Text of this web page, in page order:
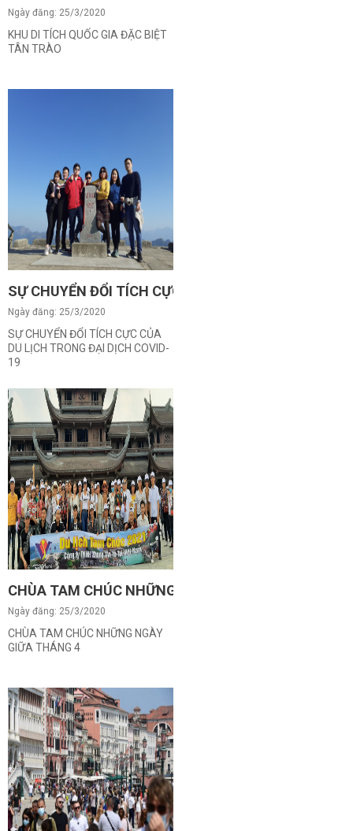
Ngày đăng: 25/3/2020
KHU DI TÍCH QUỐC GIA ĐẶC BIỆT
TÂN TRÀO
SỰ CHUYỂN ĐỔI TÍCH CỰC CỦA DU LỊCH TRONG ĐẠI
Ngày đăng: 25/3/2020
SỰ CHUYỂN ĐỔI TÍCH CỰC CỦA
DU LỊCH TRONG ĐẠI DỊCH COVID-
19
CHÙA TAM CHÚC NHỮNG NGÀY GIỮA THÁNG 4
Ngày đăng: 25/3/2020
CHÙA TAM CHÚC NHỮNG NGÀY
GIỮA THÁNG 4